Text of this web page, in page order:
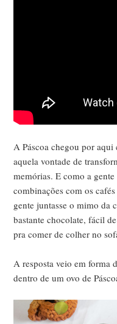
A Páscoa chegou por aqui
aquela vontade de
memórias. E como a
combinações com os
gente juntasse o mimo da
bastante chocolate, fácil
pra comer de colher no
A resposta veio em forma
dentro de um ovo de